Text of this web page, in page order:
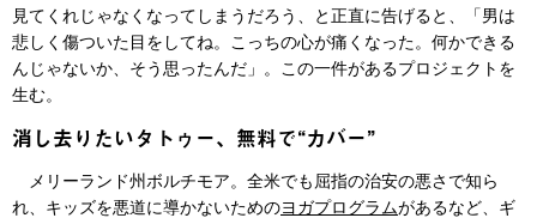
見てくれじゃなくなってしまうだろう、と正直に告げると、「男は
悲しく傷ついた目をしてね。こっちの心が痛くなった。何かできる
んじゃないか、そう思ったんだ」。この一件があるプロジェクトを
生む。
消し去りたいタトゥー、無料で“カバー”
メリーランド州ボルチモア。全米でも屈指の治安の悪さで知ら
れ、キッズを悪道に導かないためのヨガプログラムがあるなど、ギ